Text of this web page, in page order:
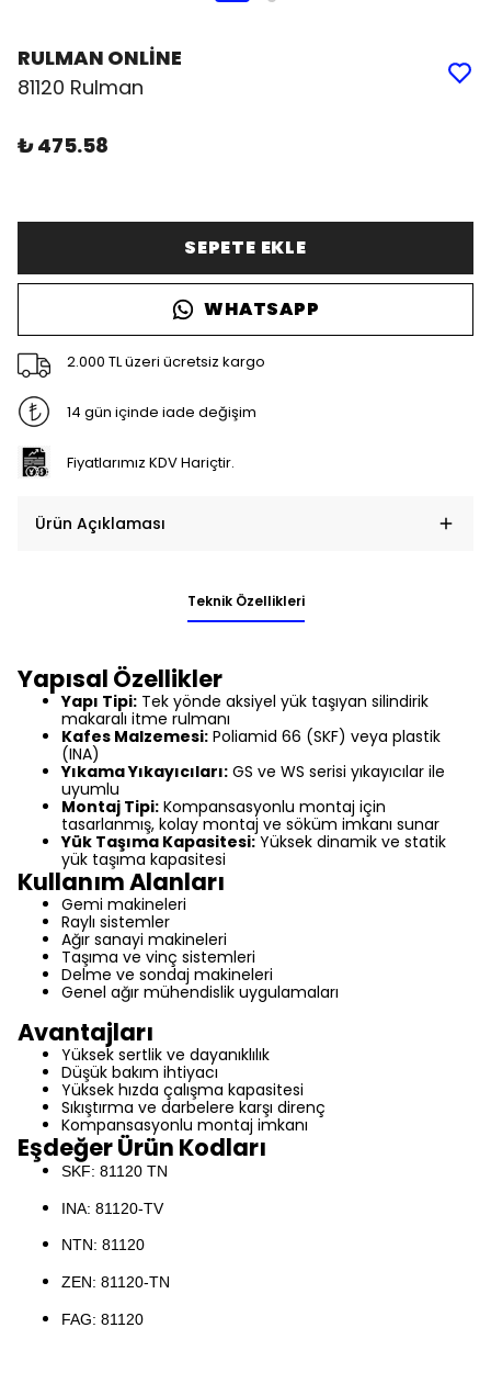
RULMAN ONLİNE
81120 Rulman
₺ 475.58
SEPETE EKLE
WHATSAPP
2.000 TL üzeri ücretsiz kargo
14 gün içinde iade değişim
Fiyatlarımız KDV Hariçtir.
Ürün Açıklaması
Teknik Özellikleri
Yapısal Özellikler
Yapı Tipi: Tek yönde aksiyel yük taşıyan silindirik
makaralı itme rulmanı
Kafes Malzemesi: Poliamid 66 (SKF) veya plastik
(INA)
Yıkama Yıkayıcıları: GS ve WS serisi yıkayıcılar ile
uyumlu
Montaj Tipi: Kompansasyonlu montaj için
tasarlanmış, kolay montaj ve söküm imkanı sunar
Yük Taşıma Kapasitesi: Yüksek dinamik ve statik
yük taşıma kapasitesi
Kullanım Alanları
Gemi makineleri
Raylı sistemler
Ağır sanayi makineleri
Taşıma ve vinç sistemleri
Delme ve sondaj makineleri
Genel ağır mühendislik uygulamaları
Avantajları
Yüksek sertlik ve dayanıklılık
Düşük bakım ihtiyacı
Yüksek hızda çalışma kapasitesi
Sıkıştırma ve darbelere karşı direnç
Kompansasyonlu montaj imkanı
Eşdeğer Ürün Kodları
SKF: 81120 TN
INA: 81120-TV
NTN: 81120
ZEN: 81120-TN
FAG: 81120